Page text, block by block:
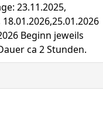
23.11.2025,
Beginn jeweils
ca 2 Stunden.